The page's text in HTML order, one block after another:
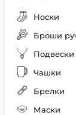
Носки
Броши
Подвески
Чашки
Брелки
Маски